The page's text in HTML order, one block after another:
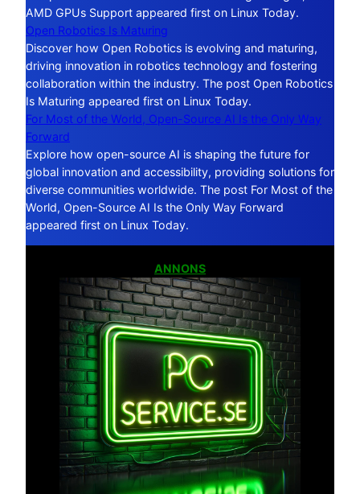
AMD GPUs Support appeared first on Linux Today.
Open Robotics Is Maturing
Discover how Open Robotics is evolving and maturing,
driving innovation in robotics technology and fostering
collaboration within the industry. The post Open Robotics
Is Maturing appeared first on Linux Today.
For Most of the World, Open-Source AI Is the Only Way
Forward
Explore how open-source AI is shaping the future for
global innovation and accessibility, providing solutions for
diverse communities worldwide. The post For Most of the
World, Open-Source AI Is the Only Way Forward
appeared first on Linux Today.
ANNONS